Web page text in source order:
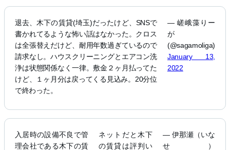
退去、木下の賃貸(埼玉)だったけど、SNSで
書かれてるような怖い話はなかった。クロス
は全張替えだけど、耐用年数過ぎているので
請求なし。ハウスクリーニングとエアコン洗
浄は状態関係なく一律。敷金２ヶ月払ってた
けど、１ヶ月分は戻ってくる見込み。20分位
で終わった。
— 嵯峨藻りー
が
(@sagamoliga)
January 13,
2022
入居時の設備不良で管
理会社である木下の賃
ネットだと木下
の賃貸は評判い
— 伊那瀬（いな
せ）